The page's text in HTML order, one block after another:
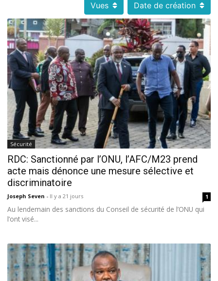
Vues Date de création
Sécurité
RDC: Sanctionné par l’ONU, l’AFC/M23 prend
acte mais dénonce une mesure sélective et
discriminatoire
Joseph Seven - Il y a 21 jours 1
Au lendemain des sanctions du Conseil de sécurité de l’ONU qui
l’ont visé...